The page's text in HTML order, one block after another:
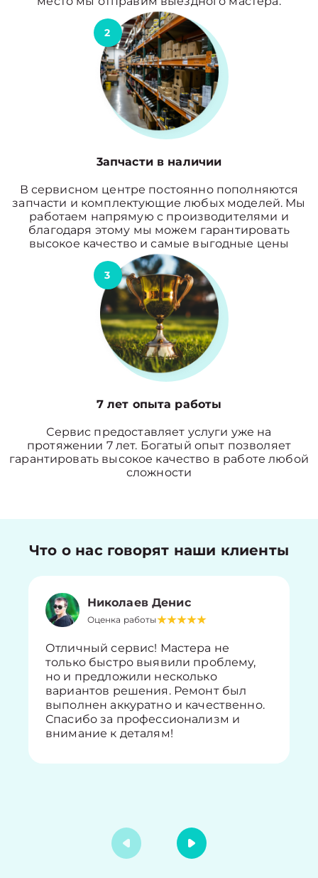
2
3апчасти в наличии
В сервисном центре постоянно пополняются
запчасти и комплектующие любых моделей. Мы
работаем напрямую с производителями и
благодаря этому мы можем гарантировать
высокое качество и самые выгодные цены
3
7 лет опыта работы
Сервис предоставляет услуги уже на
протяжении 7 лет. Богатый опыт позволяет
гарантировать высокое качество в работе любой
сложности
Что о нас говорят наши клиенты
Николаев Денис
Оценка работы
Отличный сервис! Мастера не
только быстро выявили проблему,
но и предложили несколько
вариантов решения. Ремонт был
выполнен аккуратно и качественно.
Спасибо за профессионализм и
внимание к деталям!